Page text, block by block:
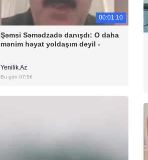
00:01:10
Şəmsi Səmədzadə danışdı: O daha
mənim həyat yoldaşım deyil -
Yenilik.Az
Bu gün 07:56